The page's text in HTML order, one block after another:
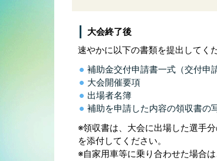
大会終了後
速やかに以下の書類を提出してくだ
補助金交付申請書一式（交付申
大会開催要項
出場者名簿
補助を申請した内容の領収書の
※領収書は、大会に出場した選手
を添付してください。
※自家用車等に乗り合わせた場合